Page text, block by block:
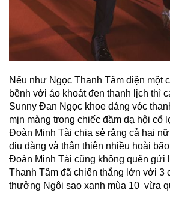
Nếu như Ngọc Thanh Tâm diện một
bềnh với áo khoát đen thanh lịch thì
Sunny Đan Ngọc khoe dáng vóc
mịn màng trong chiếc đầm dạ hội cổ
Đoàn Minh Tài chia sẻ rằng cả hai
dịu dàng và thân thiện nhiều hoài
Đoàn Minh Tài cũng không quên gửi
Thanh Tâm đã chiến thắng lớn với 3
thưởng Ngôi sao xanh mùa 10 vừa